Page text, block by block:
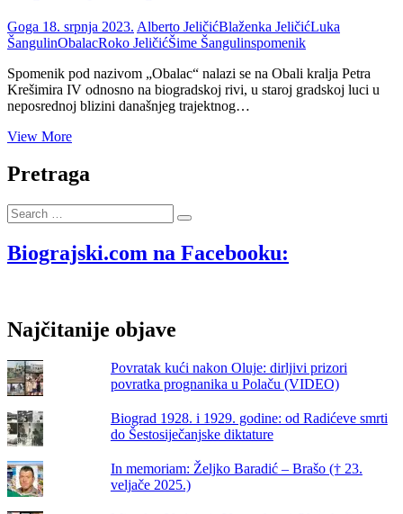
Goga 18. srpnja 2023. Alberto JeličićBlaženka JeličićLuka
ŠangulinObalacRoko JeličićŠime Šangulinspomenik
Spomenik pod nazivom „Obalac“ nalazi se na Obali kralja Petra
Krešimira IV odnosno na biogradskoj rivi, u staroj gradskoj luci u
neposrednoj blizini današnjeg trajektnog…
View MoreRoko
najsnažniji
Biogradac,
za
spomenik
Pretraga
Search
…
Biograjski.com na Facebooku:
Najčitanije objave
Povratak kući nakon Oluje: dirljivi prizori
povratka prognanika u Polaču (VIDEO)
Biograd 1928. i 1929. godine: od Radićeve smrti
do Šestosiječanjske diktature
In memoriam: Željko Baradić – Brašo († 23.
veljače 2025.)